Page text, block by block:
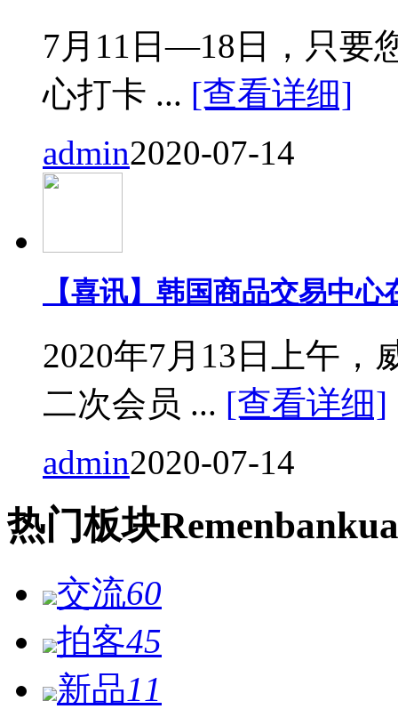
7月11日—18日，只要
心打卡 ... [查看详细]
admin2020-07-14
【喜讯】韩国商品交易中
2020年7月13日上午，
二次会员 ... [查看详细]
admin2020-07-14
热门板块Remen
交流60
拍客45
新品11